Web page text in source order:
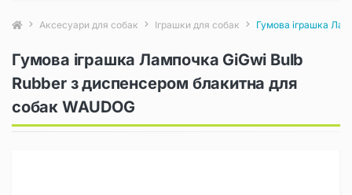
Аксесуари для собак Іграшки для собак Гумова іграшка
Гумова іграшка Лампочка GiGwi Bulb
Rubber з диспенсером блакитна для
собак WAUDOG